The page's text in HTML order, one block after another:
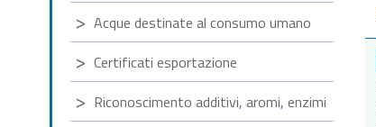
Acque destinate al consumo umano
Certificati esportazione
Riconoscimento additivi, aromi, enzimi